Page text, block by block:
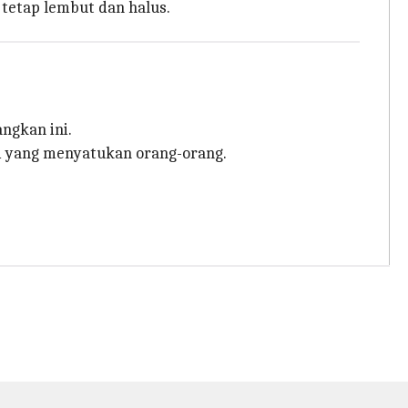
lembut dan halus.
ini.
menyatukan orang-orang.